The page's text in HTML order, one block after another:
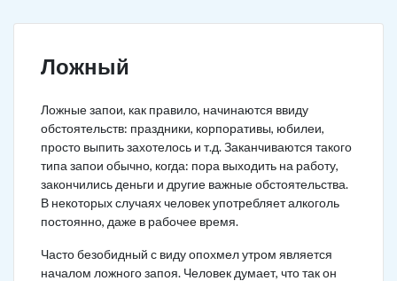
Ложный
Ложные запои, как правило, начинаются ввиду
обстоятельств: праздники, корпоративы, юбилеи,
просто выпить захотелось и т.д. Заканчиваются такого
типа запои обычно, когда: пора выходить на работу,
закончились деньги и другие важные обстоятельства.
В некоторых случаях человек употребляет алкоголь
постоянно, даже в рабочее время.
Часто безобидный с виду опохмел утром является
началом ложного запоя. Человек думает, что так он